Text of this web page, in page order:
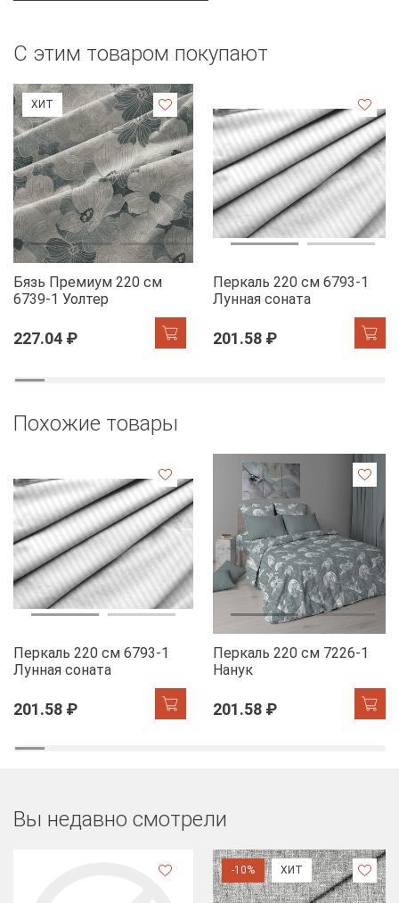
С этим товаром покупают
ХИТ
Бязь Премиум 220 см
6739-1 Уолтер
227.04 ₽
Перкаль 220 см 6793-1
Лунная соната
201.58 ₽
Похожие товары
Перкаль 220 см 6793-1
Лунная соната
201.58 ₽
Перкаль 220 см 7226-1
Нанук
201.58 ₽
Вы недавно смотрели
-10% ХИТ